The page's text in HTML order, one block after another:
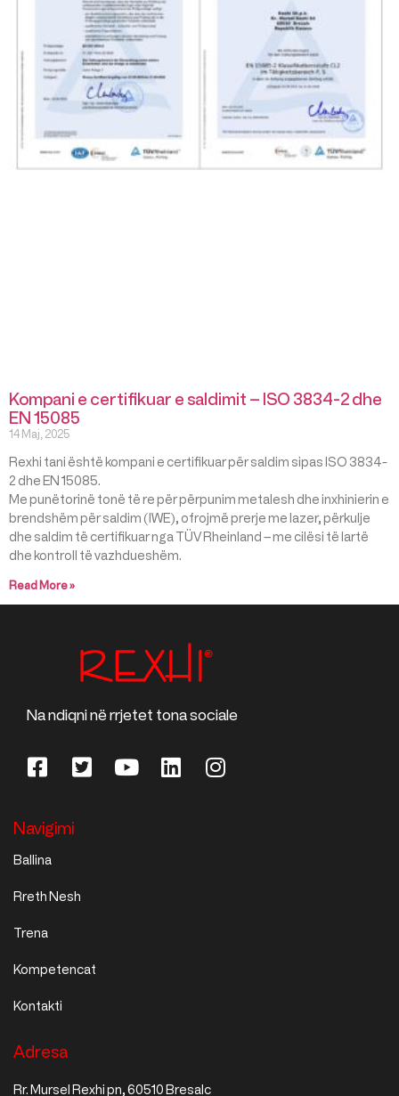
Kompani e certifikuar e saldimit – ISO 3834-2 dhe
EN 15085
14 Maj, 2025
Rexhi tani është kompani e certifikuar për saldim sipas ISO 3834-
2 dhe EN 15085.
Me punëtorinë tonë të re për përpunim metalesh dhe inxhinierin e
brendshëm për saldim (IWE), ofrojmë prerje me lazer, përkulje
dhe saldim të certifikuar nga TÜV Rheinland – me cilësi të lartë
dhe kontroll të vazhdueshëm.
Read More »
Na ndiqni në rrjetet tona sociale ​
Navigimi
Ballina
Rreth Nesh​
Trena
Kompetencat
Kontakti
Adresa
Rr. Mursel Rexhi pn, 60510 Bresalc